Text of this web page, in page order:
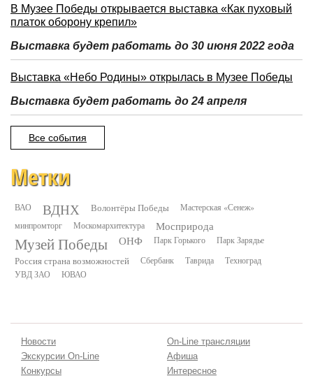
В Музее Победы открывается выставка «Как пуховый
платок оборону крепил»
Выставка будет работать до 30 июня 2022 года
Выставка «Небо Родины» открылась в Музее Победы
Выставка будет работать до 24 апреля
Все события
Метки
ВАО ВДНХ Волонтёры Победы
Мастерская «Сенеж»
минпромторг
Москомархитектура Мосприрода
Музей Победы ОНФ Парк Горького Парк Зарядье
Россия страна возможностей Сбербанк Таврида
Техноград
УВД ЗАО
ЮВАО
Новости
On-Line трансляции
Экскурсии On-Line
Афиша
Конкурсы
Интересное